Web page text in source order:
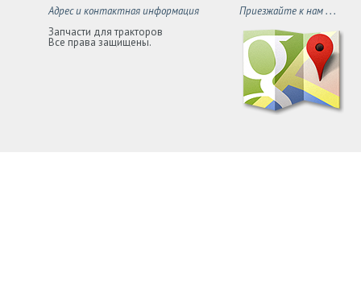
Адрес и контактная информация
Запчасти для тракторов
Все права защищены.
Приезжайте к нам . . .